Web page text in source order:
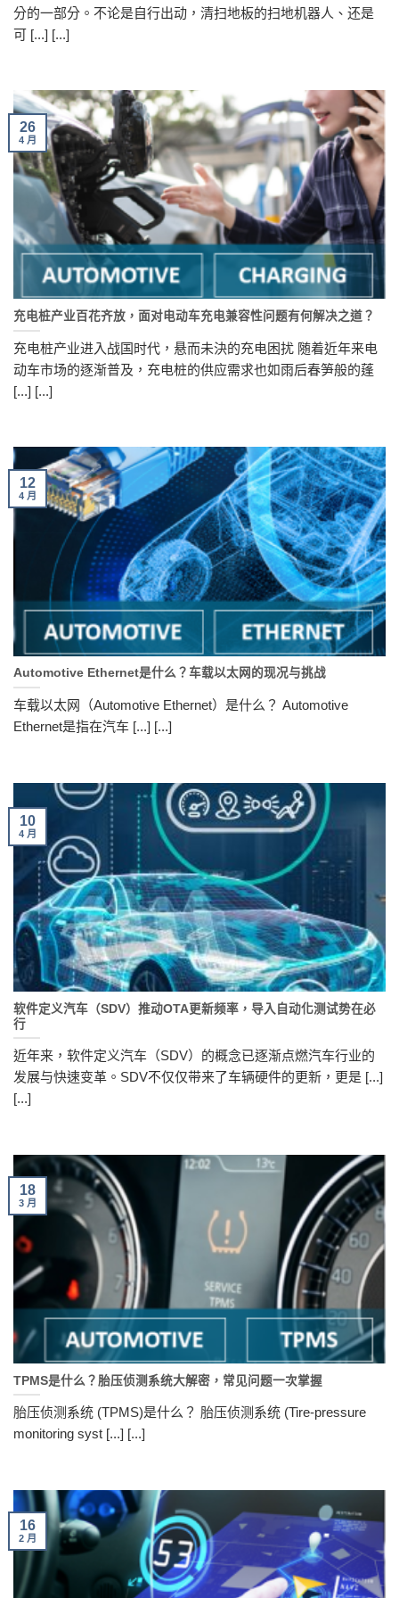
分的一部分。不论是自行出动，清扫地板的扫地机器人、还是
可 [...] [...]
充电桩产业百花齐放，面对电动车充电兼容性问题有何解决之道？
充电桩产业进入战国时代，悬而未決的充电困扰 随着近年来电
动车市场的逐渐普及，充电桩的供应需求也如雨后春笋般的蓬
[...] [...]
26
4 月
Automotive Ethernet是什么？车载以太网的现况与挑战
车载以太网（Automotive Ethernet）是什么？ Automotive
Ethernet是指在汽车 [...] [...]
12
4 月
软件定义汽车（SDV）推动OTA更新频率，导入自动化测试势在必
行
近年来，软件定义汽车（SDV）的概念已逐渐点燃汽车行业的
发展与快速变革。SDV不仅仅带来了车辆硬件的更新，更是 [...]
[...]
10
4 月
TPMS是什么？胎压侦测系统大解密，常见问题一次掌握
胎压侦测系统 (TPMS)是什么？ 胎压侦测系统 (Tire-pressure
monitoring syst [...] [...]
18
3 月
16
2 月